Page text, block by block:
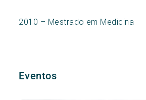
2010 – Mestrado em Medicina
Eventos